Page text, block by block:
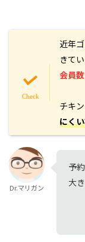
近年
きて
会員
チキ
にく
Dr.マリガン
予
大